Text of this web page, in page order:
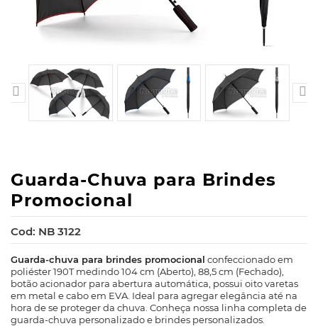
 
Guarda-Chuva para Brindes
Promocional
Cod: NB 3122
Guarda-chuva para brindes promocional confeccionado em
poliéster 190T medindo 104 cm (Aberto), 88,5 cm (Fechado),
botão acionador para abertura automática, possui oito varetas
em metal e cabo em EVA. Ideal para agregar elegância até na
hora de se proteger da chuva. Conheça nossa linha completa de
guarda-chuva personalizado e brindes personalizados.